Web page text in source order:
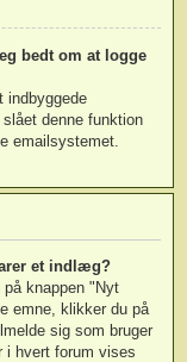
bedt om at logge
indbyggede
denne funktion
emailsystemet.
et indlæg?
knappen "Nyt
emne, klikker du på
sig som bruger
hvert forum vises